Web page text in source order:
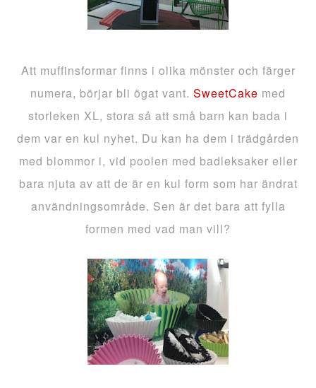
Att muffinsformar finns i olika mönster och färger
numera, börjar bli ögat vant. SweetCake med
storleken XL, stora så att små barn kan bada i
dem var en kul nyhet. Du kan ha dem i trädgården
med blommor i, vid poolen med badleksaker eller
bara njuta av att de är en kul form som har ändrat
användningsområde. Sen är det bara att fylla
formen med vad man vill?